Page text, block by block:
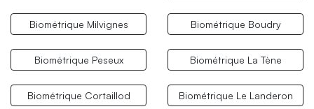
Biométrique Milvignes Biométrique Boudry
Biométrique Peseux Biométrique La Tène
Biométrique Cortaillod Biométrique Le Landeron